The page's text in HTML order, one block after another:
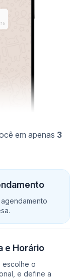
em apenas 3
e Horário
escolhe o
e define a